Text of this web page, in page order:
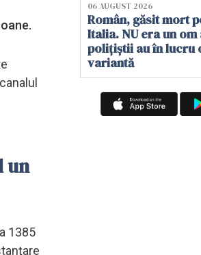
un
1385
06 AUGUST 2026
Român, găsit mort
Italia. NU era un
polițiștii au în lucru
variantă